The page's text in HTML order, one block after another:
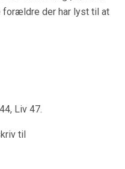
der har lyst til at
Liv 47.
til